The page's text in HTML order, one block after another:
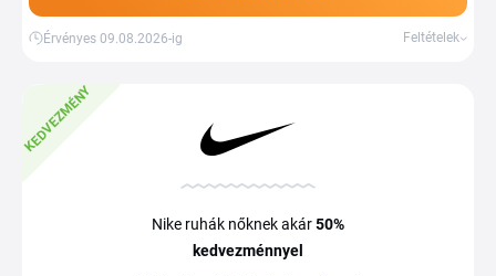
Érvényes 09.08.2026-ig Feltételek
KEDVEZMÉNY
Nike ruhák nőknek akár50%
kedvezménnyel